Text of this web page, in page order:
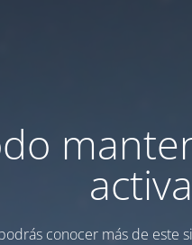
conocer más de este